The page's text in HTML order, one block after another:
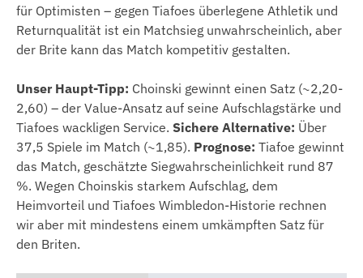
für Optimisten – gegen Tiafoes überlegene Athletik und
Returnqualität ist ein Matchsieg unwahrscheinlich, aber
der Brite kann das Match kompetitiv gestalten.
Unser Haupt-Tipp: Choinski gewinnt einen Satz (~2,20-
2,60) – der Value-Ansatz auf seine Aufschlagstärke und
Tiafoes wackligen Service. Sichere Alternative: Über
37,5 Spiele im Match (~1,85). Prognose: Tiafoe gewinnt
das Match, geschätzte Siegwahrscheinlichkeit rund 87
%. Wegen Choinskis starkem Aufschlag, dem
Heimvorteil und Tiafoes Wimbledon-Historie rechnen
wir aber mit mindestens einem umkämpften Satz für
den Briten.